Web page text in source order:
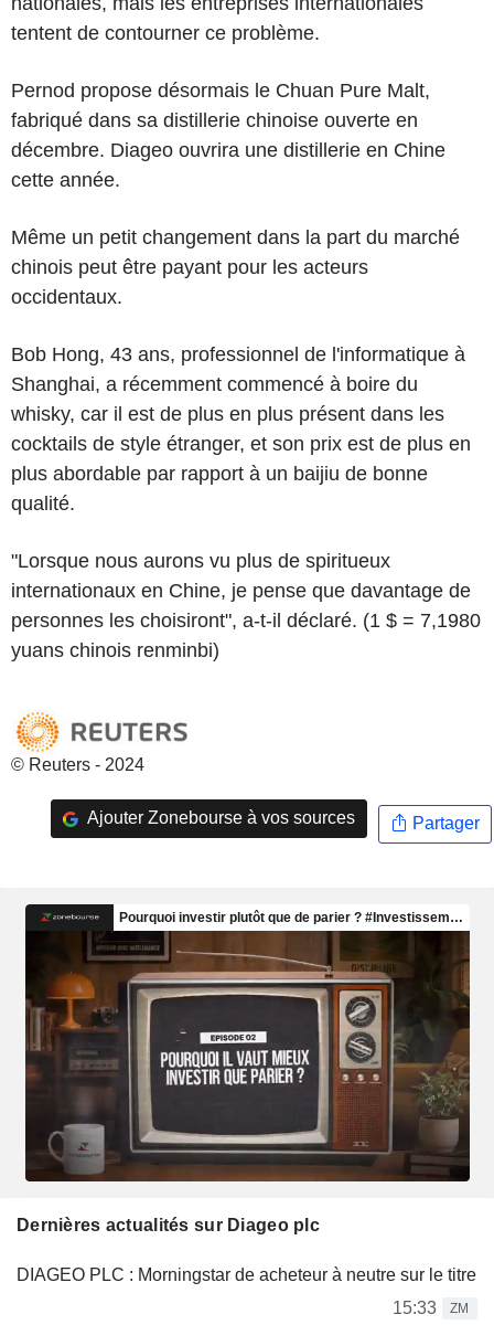
tentent de contourner ce problème.
Pernod propose désormais le Chuan Pure Malt,
fabriqué dans sa distillerie chinoise ouverte en
décembre. Diageo ouvrira une distillerie en Chine
cette année.
Même un petit changement dans la part du marché
chinois peut être payant pour les acteurs
occidentaux.
Bob Hong, 43 ans, professionnel de l'informatique à
Shanghai, a récemment commencé à boire du
whisky, car il est de plus en plus présent dans les
cocktails de style étranger, et son prix est de plus en
plus abordable par rapport à un baijiu de bonne
qualité.
"Lorsque nous aurons vu plus de spiritueux
internationaux en Chine, je pense que davantage de
personnes les choisiront", a-t-il déclaré. (1 $ = 7,1980
yuans chinois renminbi)
© Reuters - 2024
Ajouter Zonebourse à vos sources Partager
Dernières actualités sur Diageo plc
DIAGEO PLC : Morningstar de acheteur à neutre sur le titre
15:33
ZM